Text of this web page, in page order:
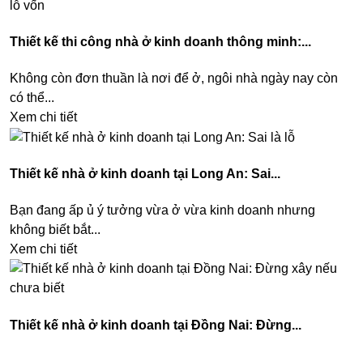
Thiết kế thi công nhà ở kinh doanh thông minh:...
Không còn đơn thuần là nơi để ở, ngôi nhà ngày nay còn
có thể...
Xem chi tiết
Thiết kế nhà ở kinh doanh tại Long An: Sai...
Bạn đang ấp ủ ý tưởng vừa ở vừa kinh doanh nhưng
không biết bắt...
Xem chi tiết
Thiết kế nhà ở kinh doanh tại Đồng Nai: Đừng...